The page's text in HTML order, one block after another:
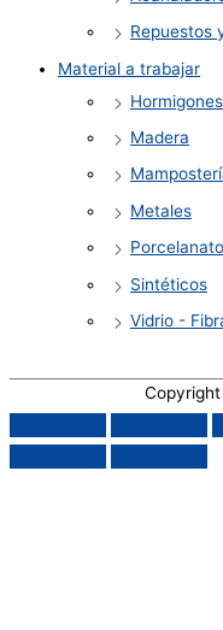
Repuestos
Material a trabajar
Hormigones
Madera
Metales
Porcelanato
Sintéticos
Vidrio -